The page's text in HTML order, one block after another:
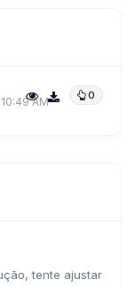
0
AM
tente ajustar